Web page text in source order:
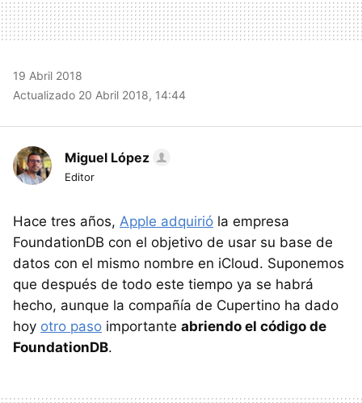
19 Abril 2018
Actualizado 20 Abril 2018, 14:44
Miguel López
Editor
Hace tres años, Apple adquirió la empresa
FoundationDB con el objetivo de usar su base de
datos con el mismo nombre en iCloud. Suponemos
que después de todo este tiempo ya se habrá
hecho, aunque la compañía de Cupertino ha dado
hoy otro paso importante abriendo el código de
FoundationDB.